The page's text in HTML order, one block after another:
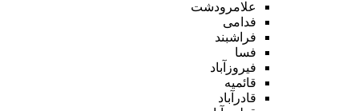
علامرودشت
فدامی
فراشبند
فسا
فیروزآباد
قائمیه
قادرآباد